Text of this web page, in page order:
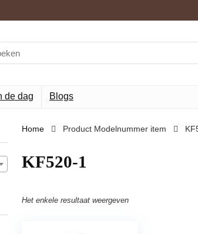
de dag Blogs
Home Product Modelnummer item
‎KF520-1
Het enkele resultaat weergeven